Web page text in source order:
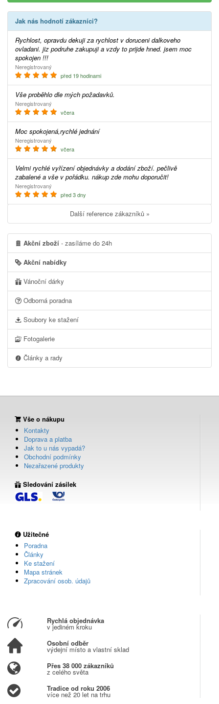
Jak nás hodnotí zákazníci?
Rychlost, opravdu dekuji za rychlost v doruceni dalkoveho
ovladani. jiz podruhe zakupuji a vzdy to prijde hned. jsem moc
spokojen !!!
Neregistrovaný
před 19 hodinami
Vše proběhlo dle mých požadavků.
Neregistrovaný
včera
Moc spokojená,rychlé jednání
Neregistrovaný
včera
Velmi rychlé vyřízení objednávky a dodání zboží. pečlivě
zabalené a vše v pořádku. nákup zde mohu doporučit!
Neregistrovaný
před 3 dny
Další reference zákazníků »
Akční zboží - zasíláme do 24h
Akční nabídky
Vánoční dárky
Odborná poradna
Soubory ke stažení
Fotogalerie
Články a rady
Vše o nákupu
Kontakty
Doprava a platba
Jak to u nás vypadá?
Obchodní podmínky
Nezařazené produkty
Sledování zásilek
Užitečné
Poradna
Články
Ke stažení
Mapa stránek
Zpracování osob. údajů
Rychlá objednávka
v jediném kroku
Osobní odběr
výdejní místo a vlastní sklad
Přes 38 000 zákazníků
z celého světa
Tradice od roku 2006
více než 20 let na trhu